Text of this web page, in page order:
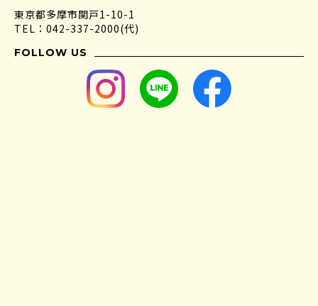
東京都多摩市関戸1-10-1
TEL：042-337-2000(代)
FOLLOW US